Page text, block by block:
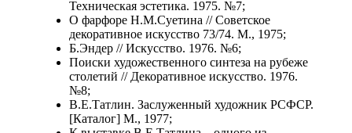
Техническая эстетика. 1975. №7;
О фарфоре Н.М.Суетина // Советское
декоративное искусство 73/74. М., 1975;
Б.Эндер // Искусство. 1976. №6;
Поиски художественного синтеза на рубеже
столетий // Декоративное искусство. 1976.
№8;
В.Е.Татлин. Заслуженный художник РСФСР.
[Каталог] М., 1977;